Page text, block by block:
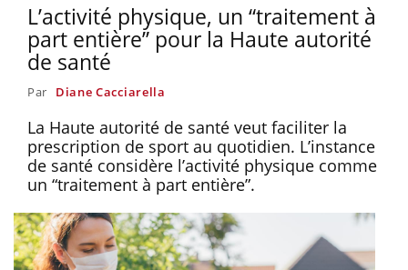
L’activité physique, un “traitement à
part entière” pour la Haute autorité
de santé
Par Diane Cacciarella
La Haute autorité de santé veut faciliter la
prescription de sport au quotidien. L’instance
de santé considère l’activité physique comme
un “traitement à part entière”.